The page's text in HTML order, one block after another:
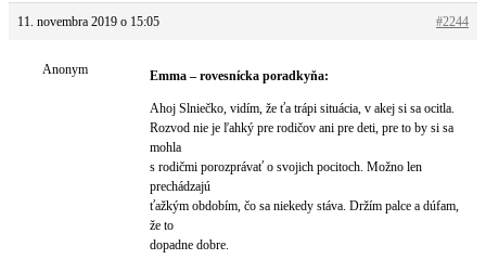
11. novembra 2019 o 15:05 #2244
Anonym Emma – rovesnícka poradkyňa:
Ahoj Slniečko, vidím, že ťa trápi situácia, v akej si sa ocitla.
Rozvod nie je ľahký pre rodičov ani pre deti, pre to by si sa
mohla
s rodičmi porozprávať o svojich pocitoch. Možno len
prechádzajú
ťažkým obdobím, čo sa niekedy stáva. Držím palce a dúfam,
že to
dopadne dobre.